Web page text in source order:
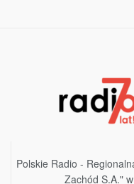
Polskie Radio -
Zachód S.A."